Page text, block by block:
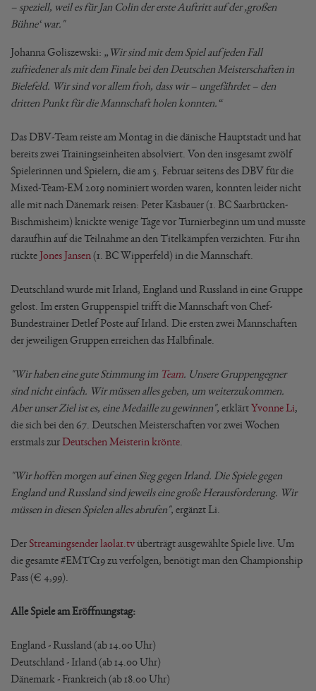
– speziell, weil es für Jan Colin der erste Auftritt auf der ‚großen
Bühne‘ war."
Johanna Goliszewski: „Wir sind mit dem Spiel auf jeden Fall
zufriedener als mit dem Finale bei den Deutschen Meisterschaften in
Bielefeld. Wir sind vor allem froh, dass wir – ungefährdet – den
dritten Punkt für die Mannschaft holen konnten.“
Das DBV-Team reiste am Montag in die dänische Hauptstadt und hat
bereits zwei Trainingseinheiten absolviert. Von den insgesamt zwölf
Spielerinnen und Spielern, die am 5. Februar seitens des DBV für die
Mixed-Team-EM 2019 nominiert worden waren, konnten leider nicht
alle mit nach Dänemark reisen: Peter Käsbauer (1. BC Saarbrücken-
Bischmisheim) knickte wenige Tage vor Turnierbeginn um und musste
daraufhin auf die Teilnahme an den Titelkämpfen verzichten. Für ihn
rückte Jones Jansen (1. BC Wipperfeld) in die Mannschaft.
Deutschland wurde mit Irland, England und Russland in eine Gruppe
gelost. Im ersten Gruppenspiel trifft die Mannschaft von Chef-
Bundestrainer Detlef Poste auf Irland. Die ersten zwei Mannschaften
der jeweiligen Gruppen erreichen das Halbfinale.
"Wir haben eine gute Stimmung im Team. Unsere Gruppengegner
sind nicht einfach. Wir müssen alles geben, um weiterzukommen.
Aber unser Ziel ist es, eine Medaille zu gewinnen", erklärtYvonne Li,
die sich bei den 67. Deutschen Meisterschaften vor zwei Wochen
erstmals zurDeutschen Meisterin krönte
"Wir hoffen morgen auf einen Sieg gegen Irland. Die Spiele gegen
England und Russland sind jeweils eine große Herausforderung. Wir
müssen in diesen Spielen alles abrufen", ergänzt Li.
DerStreamingsender laola1.tvüberträgt ausgewählte Spiele live. Um
die gesamte #EMTC19 zu verfolgen, benötigt man den Championship
Pass (€ 4,99).
Alle Spiele am Eröffnungstag:
England - Russland (ab 14.00 Uhr)
Deutschland - Irland (ab 14.00 Uhr)
Dänemark - Frankreich (ab 18.00 Uhr)